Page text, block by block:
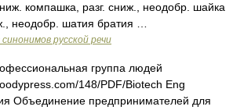
компашка, разг. сниж., неодобр. шайка
неодобр. шатия братия …
русской речи
группа людей
148/PDF/Biotech Eng
Объединение предпринимателей для